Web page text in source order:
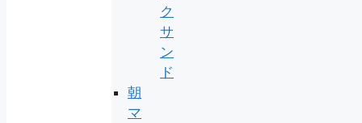
ク
サ
ン
ド
朝
マ